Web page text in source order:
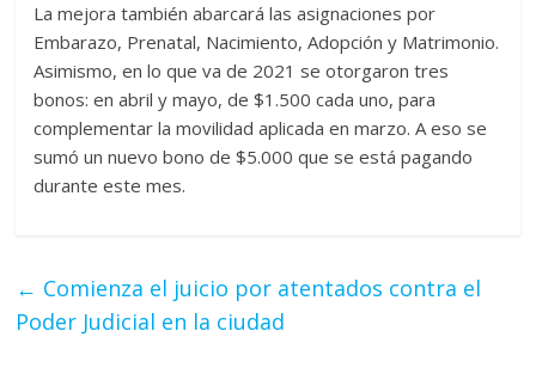
La mejora también abarcará las asignaciones por
Embarazo, Prenatal, Nacimiento, Adopción y Matrimonio.
Asimismo, en lo que va de 2021 se otorgaron tres
bonos: en abril y mayo, de $1.500 cada uno, para
complementar la movilidad aplicada en marzo. A eso se
sumó un nuevo bono de $5.000 que se está pagando
durante este mes.
← Comienza el juicio por atentados contra el
Poder Judicial en la ciudad